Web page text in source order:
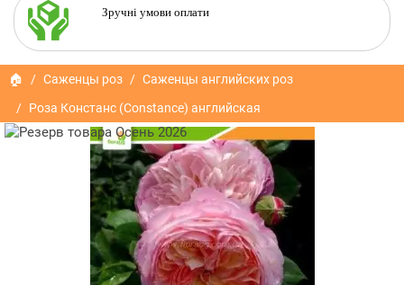
Зручні умови оплати
🏠 Саженцы роз
Саженцы английских роз
Роза Констанс (Constance) английская